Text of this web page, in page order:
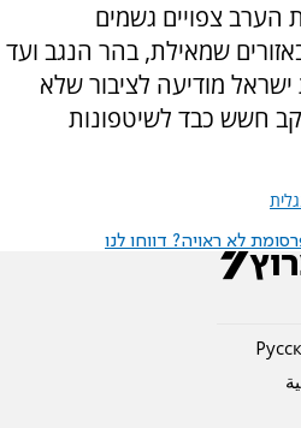
הערב צפויים גשמים
שמאילת, בהר הנגב ועד
מודיעה לציבור שלא
חשש כבד לשיטפונות
לא ראויה? דווחו לנו